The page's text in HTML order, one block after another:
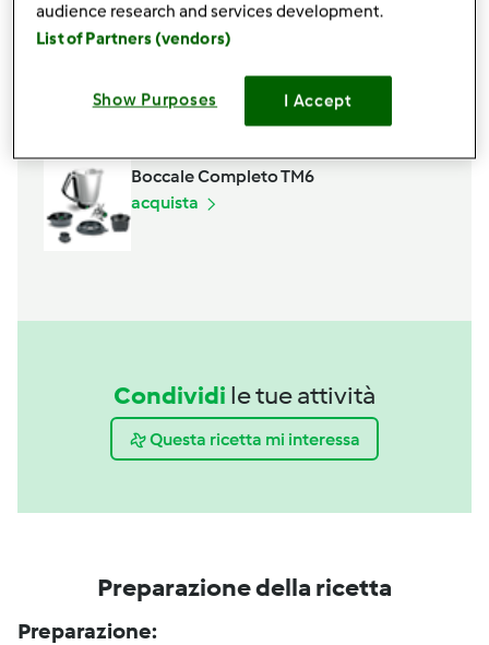
Accessori che ti serviranno
Spatola
acquista
Boccale Completo TM6
acquista
Condividi le tue attività
Questa ricetta mi interessa
Preparazione della ricetta
Preparazione:
audience research and services development.
List of Partners (vendors)
Show Purposes I Accept